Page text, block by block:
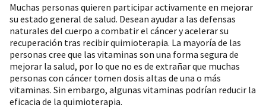
Muchas personas quieren participar activamente en mejorar
su estado general de salud. Desean ayudar a las defensas
naturales del cuerpo a combatir el cáncer y acelerar su
recuperación tras recibir quimioterapia. La mayoría de las
personas cree que las vitaminas son una forma segura de
mejorar la salud, por lo que no es de extrañar que muchas
personas con cáncer tomen dosis altas de una o más
vitaminas. Sin embargo, algunas vitaminas podrían reducir la
eficacia de la quimioterapia.